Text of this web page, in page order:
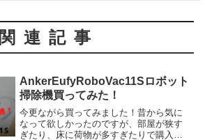
関連記事
AnkerEufyRoboVac11Sロボット
掃除機買ってみた！
今更ながら買ってみました！昔から気に
なって欲しかったのですが、部屋が狭す
ぎたり、床に荷物が多すぎたりで購入に